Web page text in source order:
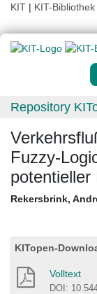
KIT | KIT-Bibliothek
Repository
Fuzzy-
potentieller
Rekersbrink,
KITopen-
Volltext
DOI: